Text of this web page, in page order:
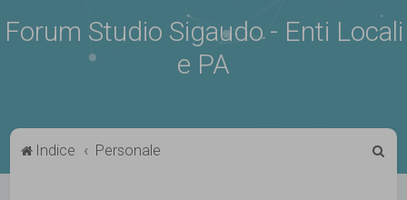
Forum Studio Sigaudo - Enti Locali
e PA
Indice Personale